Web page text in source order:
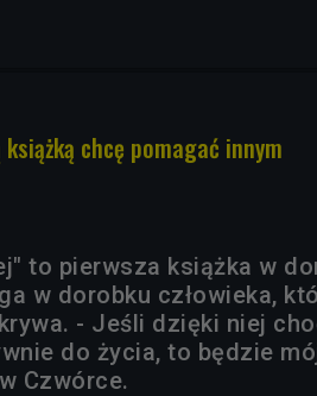
chcę pomagać innym
to pierwsza książka w
w dorobku człowieka,
- Jeśli dzięki niej
do życia, to będzie
Czwórce.